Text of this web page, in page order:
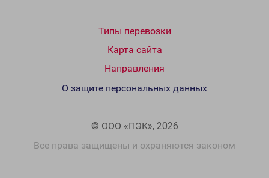
Типы перевозки
Карта сайта
Направления
© ООО «ПЭК», 2026
Все права защищены и охраняются законом
О защите персональных данных